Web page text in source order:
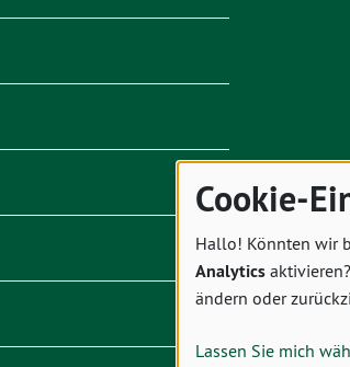
Cookie-
Hallo! Könnten wir
Analytics
ändern oder
Lassen Sie mich